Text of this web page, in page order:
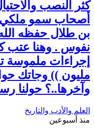
كثر النصب
أصحاب سمو ملكي
بن طلال حفظه
نفوس . وهنا عتب
إجراءات ملموسة
مليون )) وجاتك
وآخرها..؟ حولنا
العلم والأدب والتاريخ
منذ أسبوعين